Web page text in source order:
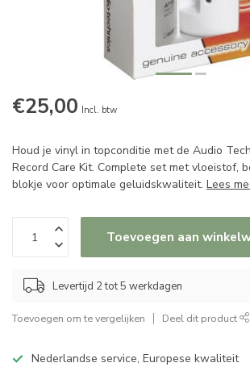
€25,00 Incl. btw
Houd je vinyl in topconditie met de Audio
Record Care Kit. Complete set met vloeistof,
blokje voor optimale geluidskwaliteit. Lees
Toevoegen aan
Levertijd 2 tot 5 werkdagen
Toevoegen om te vergelijken Deel dit product
Nederlandse service, Europese kwaliteit